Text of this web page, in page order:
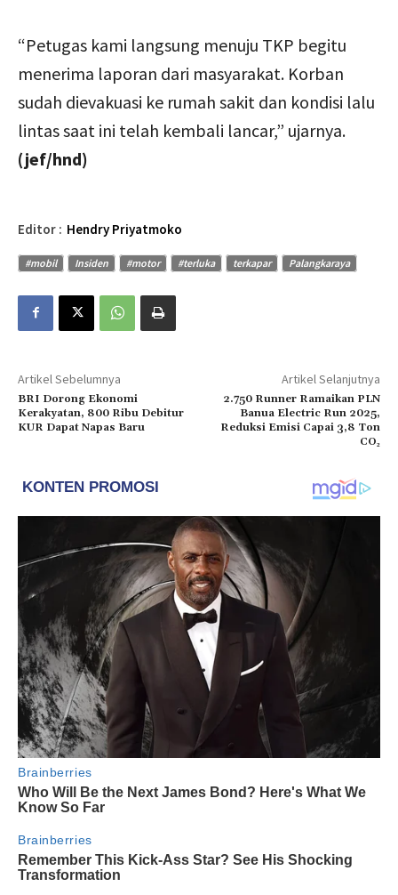
“Petugas kami langsung menuju TKP begitu
menerima laporan dari masyarakat. Korban
sudah dievakuasi ke rumah sakit dan kondisi lalu
lintas saat ini telah kembali lancar,” ujarnya.
(jef/hnd)
Editor : Hendry Priyatmoko
#mobil Insiden #motor #terluka terkapar Palangkaraya
Artikel Sebelumnya
BRI Dorong Ekonomi
Kerakyatan, 800 Ribu Debitur
KUR Dapat Napas Baru
Artikel Selanjutnya
2.750 Runner Ramaikan PLN
Banua Electric Run 2025,
Reduksi Emisi Capai 3,8 Ton
CO₂